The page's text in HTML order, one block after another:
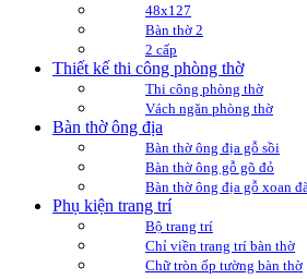
48x127
Bàn thờ 2
2 cấp
Thiết kế thi công phòng thờ
Thi công phòng thờ
Vách ngăn phòng thờ
Bàn thờ ông địa
Bàn thờ ông địa gỗ sồi
Bàn thờ ông gỗ gõ đỏ
Bàn thờ ông địa gỗ xoan
Phụ kiện trang trí
Bộ trang trí
Chỉ viền trang trí bàn thờ
Chữ tròn ốp tường bàn thờ